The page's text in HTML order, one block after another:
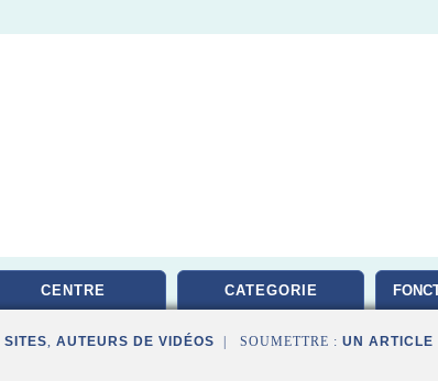
CENTRE CATEGORIE
SITES, AUTEURS DE VIDÉOS | SOUMETTRE : UN ARTICLE